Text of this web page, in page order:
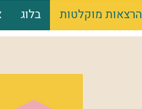
הרצאות מוקלטות בלוג